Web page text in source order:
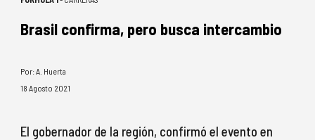
Brasil confirma, pero busca intercambio
Por: A. Huerta
18 Agosto 2021
El gobernador de la región, confirmó el evento en